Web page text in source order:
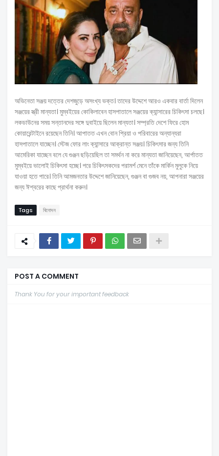
অভিনেতা সঞ্জয় দত্তের দেশজুড়ে অসংখ্য ভক্ত। তাদের উদ্দেশে আরও একবার বার্তা দিলেন
সঞ্জয়ের স্ত্রী মান্যতা। মুম্বইয়ের কোকিলাবেন হাসপাতালে সঞ্জয়ের ক্যান্সারের চিকিৎসা চলছে।
লকডাউনের সময় সন্তানদের সঙ্গে দুবাইয়ে ছিলেন মান্যতা। সম্প্রতি দেশে ফিরে হোম
কোয়ারেন্টাইনে রয়েছেন তিনি। আপাতত এখন বোন প্রিয়া ও পরিবারের অন্যান্যরা
হাসপাতালে যাচ্ছেন। স্টেজ ফোর লাং ক্যান্সারে আক্রান্ত সঞ্জয়। চিকিৎসার জন্য তিনি
আমেরিকা যাচ্ছেন বলে যে গুঞ্জন ছড়িয়েছিল তা সমর্থন না করে মান্যতা জানিয়েছেন, আর্পাতত
মুম্বইয়ে ভালোই চিকিৎসা হচ্ছে। পরে চিকিৎসকদের পরামর্শ মেনে তাঁকে মার্কিন মুলুকে নিয়ে
যাওয়া হতে পারে। তিনি আমজনতার উদ্দেশে জানিয়েছেন, গুঞ্জন বা গুজব নয়, আপনারা সঞ্জয়ের
জন্য ঈশ্বরের কাছে প্রার্থনা করুন।
Tags বিনোদন
POST A COMMENT
Thank You for your important feedback